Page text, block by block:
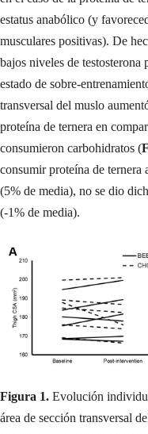
estatus anabólico (y
musculares positivas). De
bajos niveles de testosterona
estado de sobre-
transversal del muslo
proteína de ternera en
consumieron carbohidratos (
consumir proteína de ternera
(5% de media), no se dio
(-1% de media).
Figura 1. Evolución
área de sección transversal